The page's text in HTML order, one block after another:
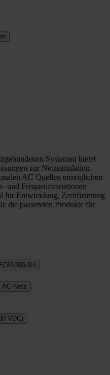
Systemen bietet
zur Netzsimulation.
AC Quellen ermöglichen
und Frequenzvariationen
für Entwicklung, Zertifizierung
die passenden Produkte für
3/4
AC-Netz
VDC)